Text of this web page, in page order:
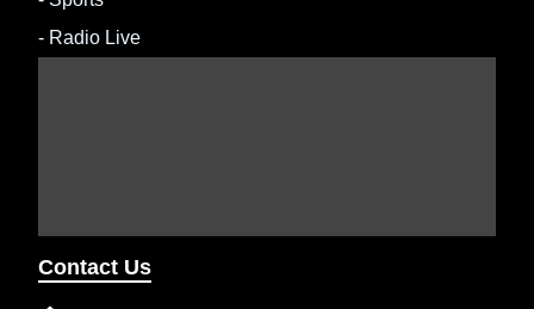
- Radio Live
Contact Us